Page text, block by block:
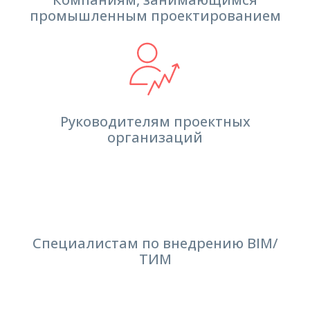
промышленным проектированием
Руководителям проектных
организаций
Специалистам по внедрению BIM/
ТИМ